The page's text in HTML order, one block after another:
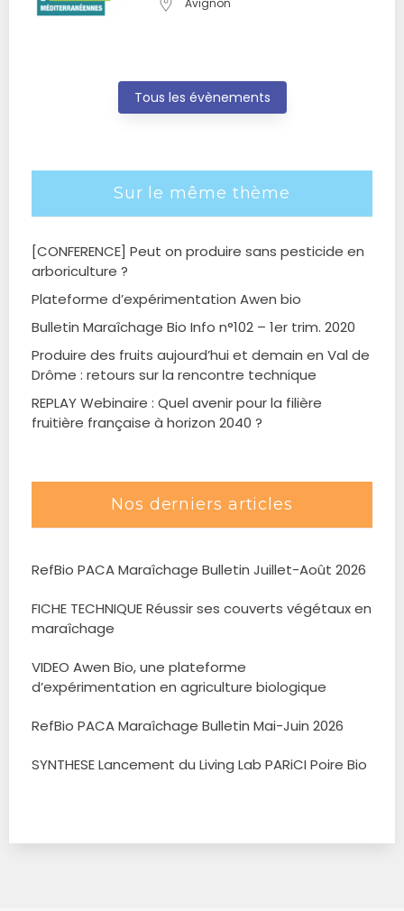
Avignon
Tous les évènements
Sur le même thème
[CONFERENCE] Peut on produire sans pesticide en
arboriculture ?
Plateforme d’expérimentation Awen bio
Bulletin Maraîchage Bio Info n°102 – 1er trim. 2020
Produire des fruits aujourd’hui et demain en Val de
Drôme : retours sur la rencontre technique
REPLAY Webinaire : Quel avenir pour la filière
fruitière française à horizon 2040 ?
Nos derniers articles
RefBio PACA Maraîchage Bulletin Juillet-Août 2026
FICHE TECHNIQUE Réussir ses couverts végétaux en
maraîchage
VIDEO Awen Bio, une plateforme
d’expérimentation en agriculture biologique
RefBio PACA Maraîchage Bulletin Mai-Juin 2026
SYNTHESE Lancement du Living Lab PARiCI Poire Bio